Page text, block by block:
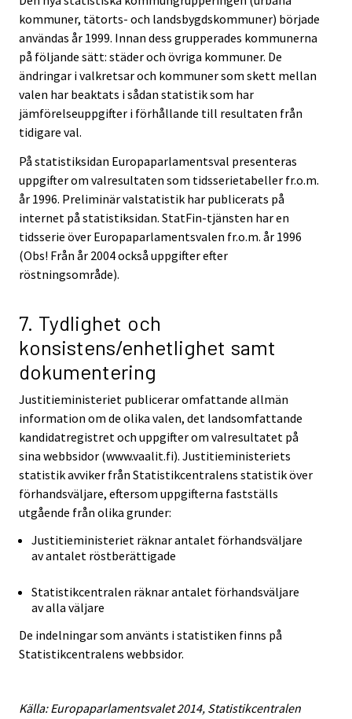
kommuner, tätorts- och landsbygdskommuner) började
användas år 1999. Innan dess grupperades kommunerna
på följande sätt: städer och övriga kommuner. De
ändringar i valkretsar och kommuner som skett mellan
valen har beaktats i sådan statistik som har
jämförelseuppgifter i förhållande till resultaten från
tidigare val.
På statistiksidan Europaparlamentsval presenteras
uppgifter om valresultaten som tidsserietabeller fr.o.m.
år 1996. Preliminär valstatistik har publicerats på
internet på statistiksidan. StatFin-tjänsten har en
tidsserie över Europaparlamentsvalen fr.o.m. år 1996
(Obs! Från år 2004 också uppgifter efter
röstningsområde).
7. Tydlighet och
konsistens/enhetlighet samt
dokumentering
Justitieministeriet publicerar omfattande allmän
information om de olika valen, det landsomfattande
kandidatregistret och uppgifter om valresultatet på
sina webbsidor (www.vaalit.fi). Justitieministeriets
statistik avviker från Statistikcentralens statistik över
förhandsväljare, eftersom uppgifterna fastställs
utgående från olika grunder:
Justitieministeriet räknar antalet förhandsväljare
av antalet röstberättigade
Statistikcentralen räknar antalet förhandsväljare
av alla väljare
De indelningar som använts i statistiken finns på
Statistikcentralens webbsidor.
Källa: Europaparlamentsvalet 2014, Statistikcentralen